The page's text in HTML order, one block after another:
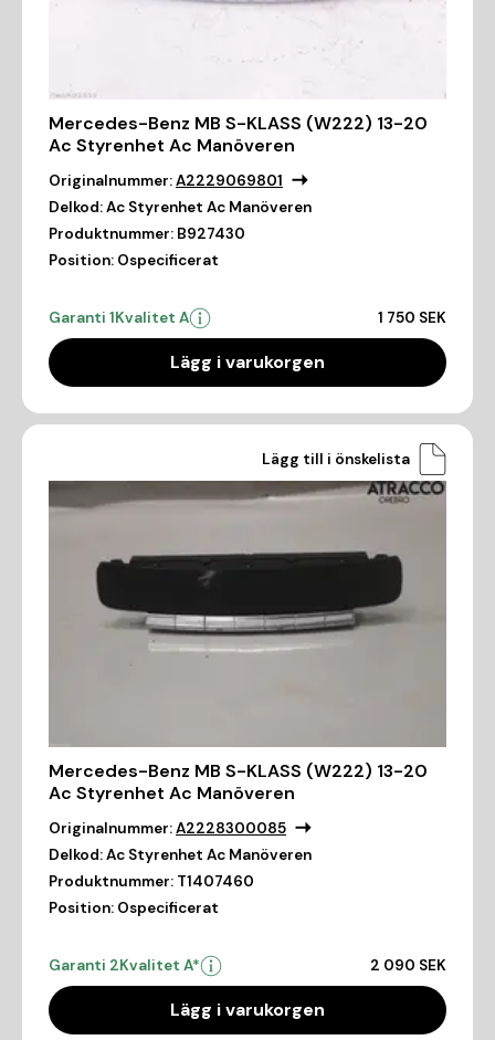
Mercedes-Benz MB S-KLASS (W222) 13-20
Ac Styrenhet Ac Manöveren
Originalnummer:A2229069801
Delkod:Ac Styrenhet Ac Manöveren
Produktnummer: B927430
Position: Ospecificerat
Garanti 1Kvalitet A 1 750 SEK
Lägg i varukorgen
Lägg till i önskelista
Mercedes-Benz MB S-KLASS (W222) 13-20
Ac Styrenhet Ac Manöveren
Originalnummer:A2228300085
Delkod:Ac Styrenhet Ac Manöveren
Produktnummer: T1407460
Position: Ospecificerat
Garanti 2Kvalitet A* 2 090 SEK
Lägg i varukorgen